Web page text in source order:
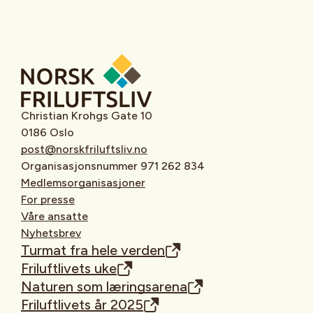
Christian Krohgs Gate 10
0186 Oslo
post@norskfriluftsliv.no
Organisasjonsnummer 971 262 834
Medlemsorganisasjoner
For presse
Våre ansatte
Nyhetsbrev
Turmat fra hele verden
Friluftlivets uke
Naturen som læringsarena
Friluftlivets år 2025